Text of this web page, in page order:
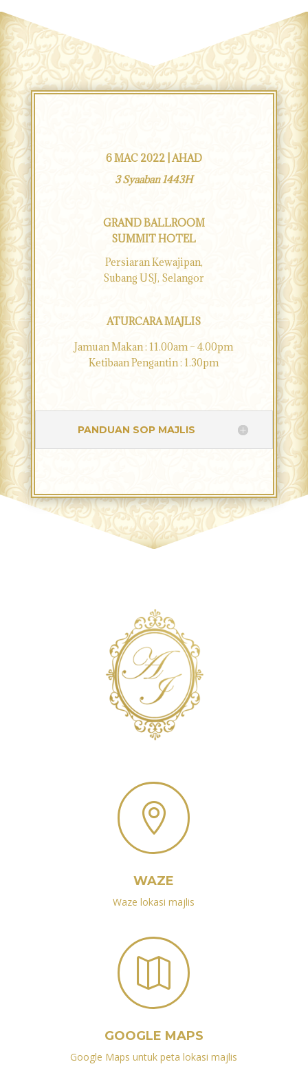
6 MAC 2022 | AHAD
3 Syaaban 1443H
GRAND BALLROOM
SUMMIT HOTEL
Persiaran Kewajipan,
Subang USJ, Selangor
ATURCARA MAJLIS
Jamuan Makan : 11.00am – 4.00pm
Ketibaan Pengantin : 1.30pm
PANDUAN SOP MAJLIS

WAZE
Waze lokasi majlis

GOOGLE MAPS
Google Maps untuk peta lokasi majlis